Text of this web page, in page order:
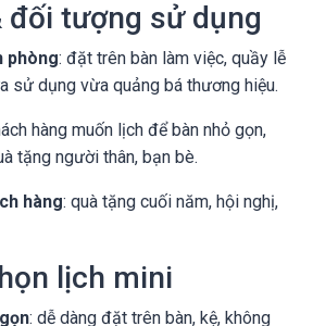
đối tượng sử dụng
phòng: đặt trên bàn làm việc, quầy lễ
sử dụng vừa quảng bá thương hiệu.
hàng muốn lịch để bàn nhỏ gọn,
tặng người thân, bạn bè.
hàng: quà tặng cuối năm, hội nghị,
lịch mini
: dễ dàng đặt trên bàn, kệ, không